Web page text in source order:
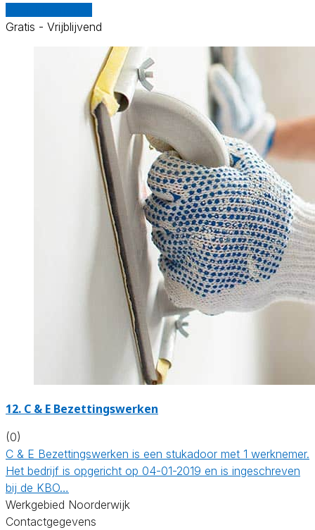
Gratis - Vrijblijvend
12. C & E Bezettingswerken
(0)
C & E Bezettingswerken is een stukadoor met 1 werknemer.
Het bedrijf is opgericht op 04-01-2019 en is ingeschreven
bij de KBO…
Werkgebied Noorderwijk
Contactgegevens